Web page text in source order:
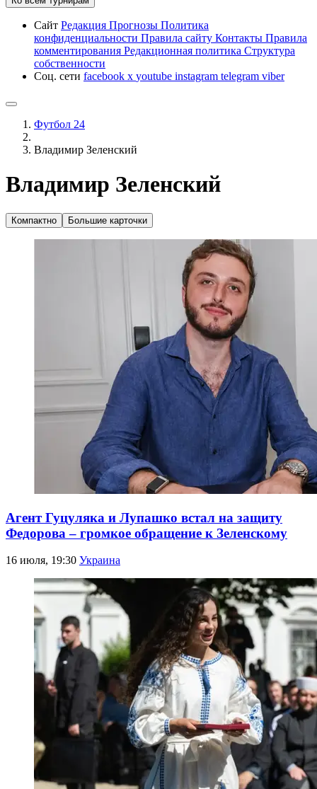
Сайт Редакция Прогнозы Политика
конфиденциальности Правила сайту Контакты Правила
комментирования Редакционная политика Структура
собственности
Соц. сети facebook x youtube instagram telegram viber
Футбол 24
Владимир Зеленский
Владимир Зеленский
Компактно Большие карточки
Агент Гуцуляка и Лупашко встал на защиту
Федорова – громкое обращение к Зеленскому
16 июля, 19:30 Украина